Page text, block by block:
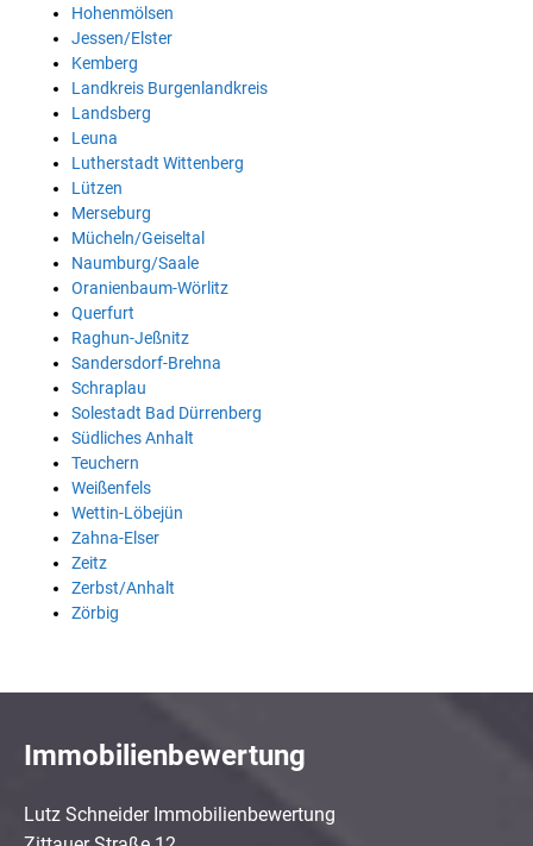
Hohenmölsen
Jessen/Elster
Kemberg
Landkreis Burgenlandkreis
Landsberg
Leuna
Lutherstadt Wittenberg
Lützen
Merseburg
Mücheln/Geiseltal
Naumburg/Saale
Oranienbaum-Wörlitz
Querfurt
Raghun-Jeßnitz
Sandersdorf-Brehna
Schraplau
Solestadt Bad Dürrenberg
Südliches Anhalt
Teuchern
Weißenfels
Wettin-Löbejün
Zahna-Elser
Zeitz
Zerbst/Anhalt
Zörbig
Immobilienbewertung
Lutz Schneider Immobilienbewertung